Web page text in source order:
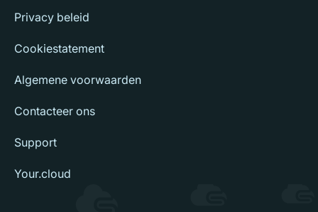
Privacy beleid
Cookiestatement
Algemene voorwaarden
Contacteer ons
Support
Your.cloud